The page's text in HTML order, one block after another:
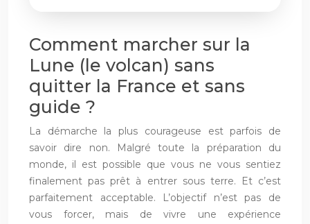
Comment marcher sur la
Lune (le volcan) sans
quitter la France et sans
guide ?
La démarche la plus courageuse est parfois de
savoir dire non. Malgré toute la préparation du
monde, il est possible que vous ne vous sentiez
finalement pas prêt à entrer sous terre. Et c’est
parfaitement acceptable. L’objectif n’est pas de
vous forcer, mais de vivre une expérience